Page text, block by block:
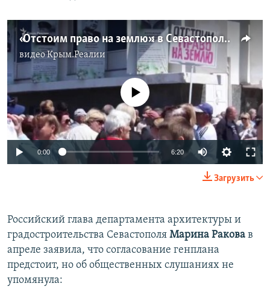
«Отстоим право на землю»: в Севастополе митингуют против проекта генплана (видео)
видеоКрым.Реалии
No media source currently available
0:00 6:20
Загрузить
Российский глава департамента архитектуры и
градостроительства Севастополя Марина Ракова в
апреле заявила, что согласование генплана
предстоит, но об общественных слушаниях не
упомянула: